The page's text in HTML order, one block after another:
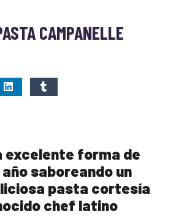
CAMPANELLE
excelente forma de
saboreando un
pasta cortesía
chef latino